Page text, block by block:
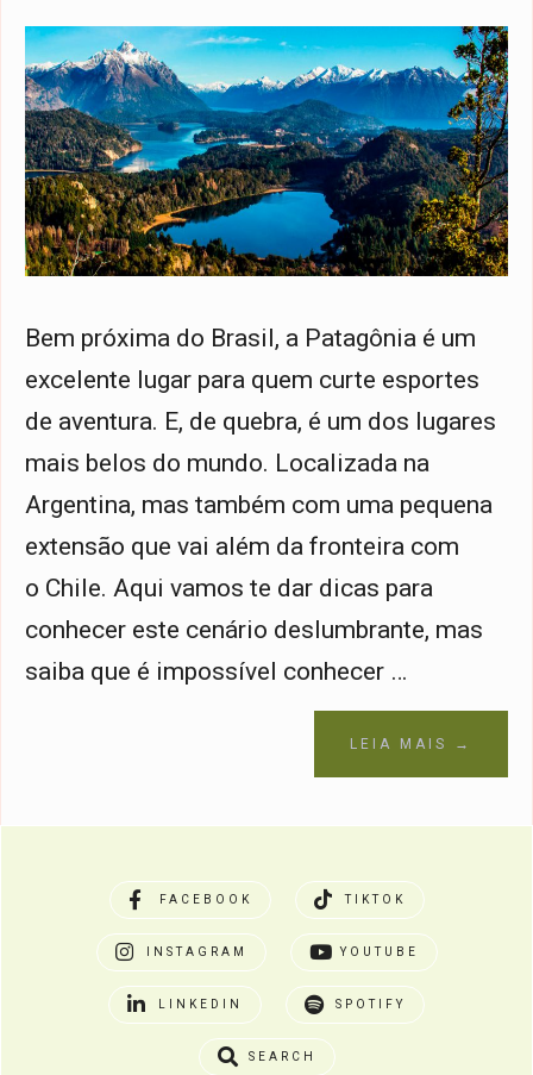
Bem próxima do Brasil, a Patagônia é um
excelente lugar para quem curte esportes
de aventura. E, de quebra, é um dos lugares
mais belos do mundo. Localizada na
Argentina, mas também com uma pequena
extensão que vai além da fronteira com
o Chile. Aqui vamos te dar dicas para
conhecer este cenário deslumbrante, mas
saiba que é impossível conhecer …
LEIA MAIS →
FACEBOOK TIKTOK
INSTAGRAM YOUTUBE
LINKEDIN SPOTIFY
SEARCH